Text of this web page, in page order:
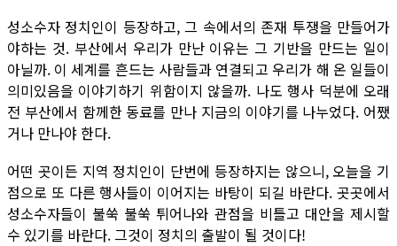
성소수자 정치인이 등장하고, 그 속에서의 존재 투쟁을 만들어가
야하는 것. 부산에서 우리가 만난 이유는 그 기반을 만드는 일이
아닐까. 이 세계를 흔드는 사람들과 연결되고 우리가 해 온 일들이
의미있음을 이야기하기 위함이지 않을까. 나도 행사 덕분에 오래
전 부산에서 함께한 동료를 만나 지금의 이야기를 나누었다. 어쨌
거나 만나야 한다.
어떤 곳이든 지역 정치인이 단번에 등장하지는 않으니, 오늘을 기
점으로 또 다른 행사들이 이어지는 바탕이 되길 바란다. 곳곳에서
성소수자들이 불쑥 불쑥 튀어나와 관점을 비틀고 대안을 제시할
수 있기를 바란다. 그것이 정치의 출발이 될 것이다!